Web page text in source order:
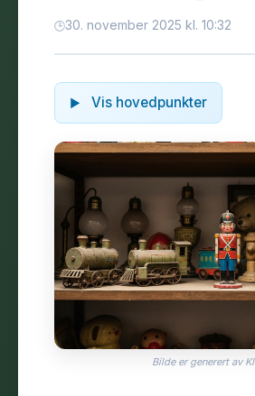
30. november 2025 kl. 10:32
Vis hovedpunkter
Bilde er generert av KI